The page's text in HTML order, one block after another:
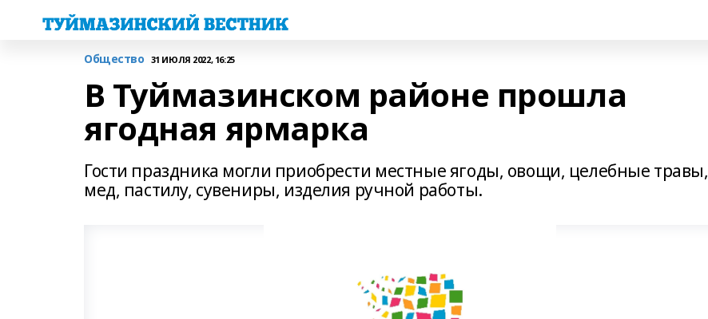
Общество 31 ИЮЛЯ 2022, 16:25
В Туймазинском районе прошла
ягодная ярмарка
Гости праздника могли приобрести местные ягоды, овощи, целебные травы,
мед, пастилу, сувениры, изделия ручной работы.